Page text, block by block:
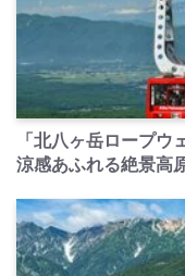
「北八ヶ岳ロープウ
涼感あふれる絶景高